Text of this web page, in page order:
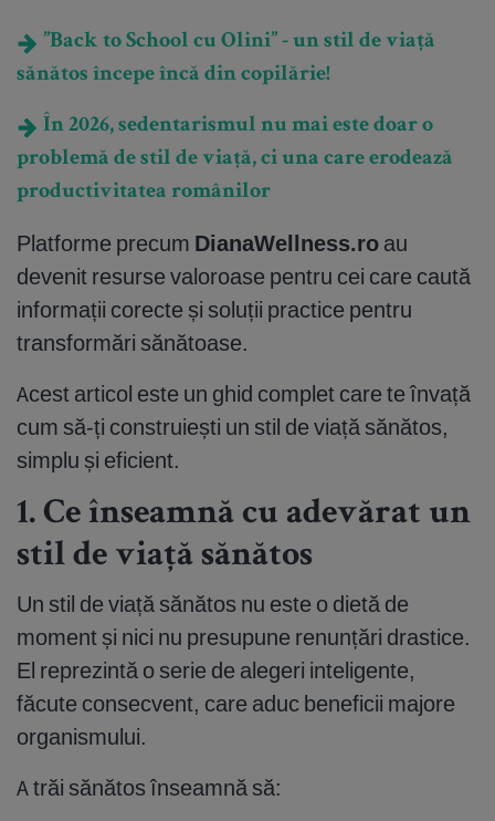
”Back to School cu Olini” - un stil de viață
sănătos începe încă din copilărie!
În 2026, sedentarismul nu mai este doar o
problemă de stil de viață, ci una care erodează
productivitatea românilor
Platforme precum DianaWellness.ro au
devenit resurse valoroase pentru cei care caută
informații corecte și soluții practice pentru
transformări sănătoase.
Acest articol este un ghid complet care te învață
cum să-ți construiești un stil de viață sănătos,
simplu și eficient.
1. Ce înseamnă cu adevărat un
stil de viață sănătos
Un stil de viață sănătos nu este o dietă de
moment și nici nu presupune renunțări drastice.
El reprezintă o serie de alegeri inteligente,
făcute consecvent, care aduc beneficii majore
organismului.
A trăi sănătos înseamnă să: